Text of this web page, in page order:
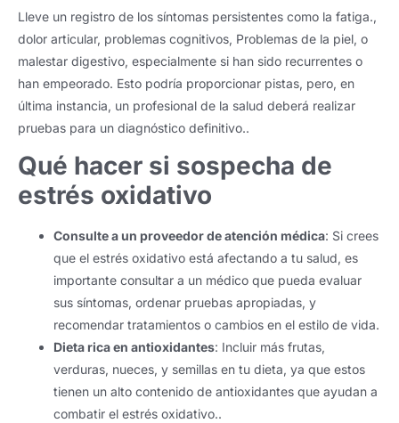
Lleve un registro de los síntomas persistentes como la fatiga.,
dolor articular, problemas cognitivos, Problemas de la piel, o
malestar digestivo, especialmente si han sido recurrentes o
han empeorado. Esto podría proporcionar pistas, pero, en
última instancia, un profesional de la salud deberá realizar
pruebas para un diagnóstico definitivo..
Qué hacer si sospecha de
estrés oxidativo
Consulte a un proveedor de atención médica: Si crees
que el estrés oxidativo está afectando a tu salud, es
importante consultar a un médico que pueda evaluar
sus síntomas, ordenar pruebas apropiadas, y
recomendar tratamientos o cambios en el estilo de vida.
Dieta rica en antioxidantes: Incluir más frutas,
verduras, nueces, y semillas en tu dieta, ya que estos
tienen un alto contenido de antioxidantes que ayudan a
combatir el estrés oxidativo..